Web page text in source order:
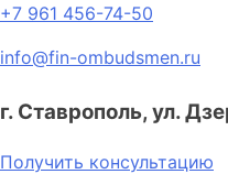
+7 961 456-74-50
info@fin-ombudsmen.ru
г. Ставрополь, ул.
Получить консультацию